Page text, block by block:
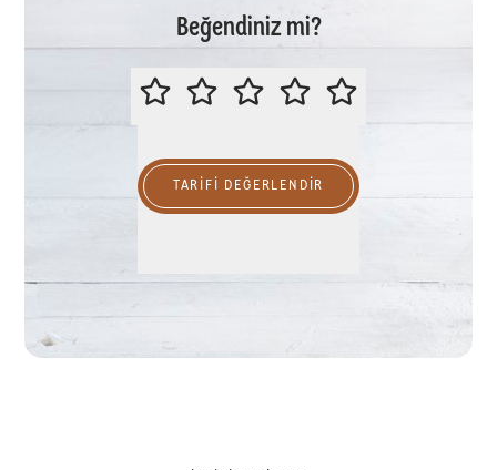
Beğendiniz mi?
LÜTFEN BU TARİFİ
TARIFI DEĞERLENDİR